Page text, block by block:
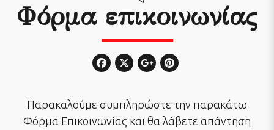
Φόρμα επικοινωνίας
Παρακαλούμε συμπληρώστε την παρακάτω
Φόρμα Επικοινωνίας και θα λάβετε απάντηση